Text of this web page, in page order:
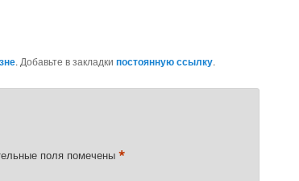
. Добавьте в закладки постоянную ссылку.
поля помечены *